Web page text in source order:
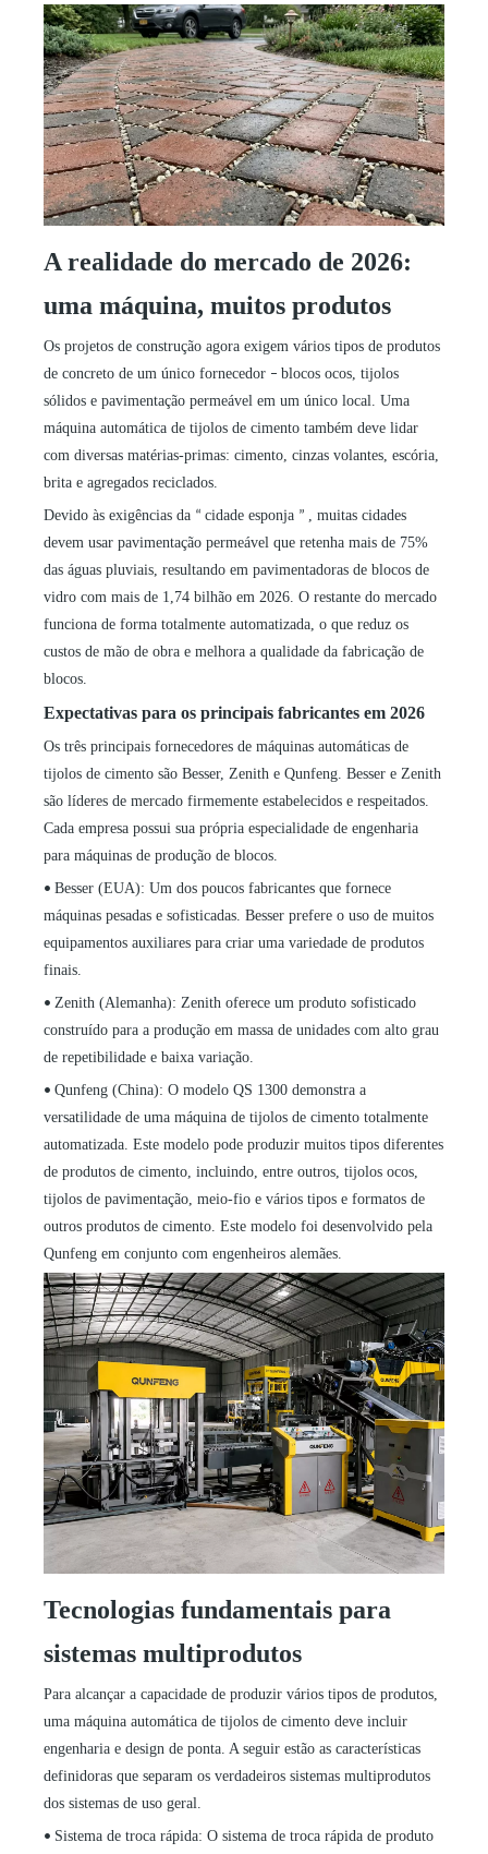
A realidade do mercado de 2026:
uma máquina, muitos produtos
Os projetos de construção agora exigem vários tipos de produtos
de concreto de um único fornecedor – blocos ocos, tijolos
sólidos e pavimentação permeável em um único local. Uma
máquina automática de tijolos de cimento também deve lidar
com diversas matérias-primas: cimento, cinzas volantes, escória,
brita e agregados reciclados.
Devido às exigências da “ cidade esponja ”
, muitas cidades
devem usar pavimentação permeável que retenha mais de 75%
das águas pluviais, resultando em pavimentadoras de blocos de
vidro com mais de 1,74 bilhão em 2026. O restante do mercado
funciona de forma totalmente automatizada, o que reduz os
custos de mão de obra e melhora a qualidade da fabricação de
blocos.
Expectativas para os principais fabricantes em 2026
Os três principais fornecedores de máquinas automáticas de
tijolos de cimento são Besser, Zenith e Qunfeng. Besser e Zenith
são líderes de mercado firmemente estabelecidos e respeitados.
Cada empresa possui sua própria especialidade de engenharia
para máquinas de produção de blocos.
• Besser (EUA): Um dos poucos fabricantes que fornece
máquinas pesadas e sofisticadas. Besser prefere o uso de muitos
equipamentos auxiliares para criar uma variedade de produtos
finais.
• Zenith (Alemanha): Zenith oferece um produto sofisticado
construído para a produção em massa de unidades com alto grau
de repetibilidade e baixa variação.
• Qunfeng (China): O modelo QS 1300 demonstra a
versatilidade de uma máquina de tijolos de cimento totalmente
automatizada. Este modelo pode produzir muitos tipos diferentes
de produtos de cimento, incluindo, entre outros, tijolos ocos,
tijolos de pavimentação, meio-fio e vários tipos e formatos de
outros produtos de cimento. Este modelo foi desenvolvido pela
Qunfeng em conjunto com engenheiros alemães.
Tecnologias fundamentais para
sistemas multiprodutos
Para alcançar a capacidade de produzir vários tipos de produtos,
uma máquina automática de tijolos de cimento deve incluir
engenharia e design de ponta. A seguir estão as características
definidoras que separam os verdadeiros sistemas multiprodutos
dos sistemas de uso geral.
• Sistema de troca rápida: O sistema de troca rápida de produto